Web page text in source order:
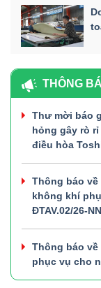
THÔNG
Thư mời báo
hỏng gây rò
điều hòa
Thông báo về
không khí
ĐTAV.02/26-NN
Thông báo
phục vụ cho